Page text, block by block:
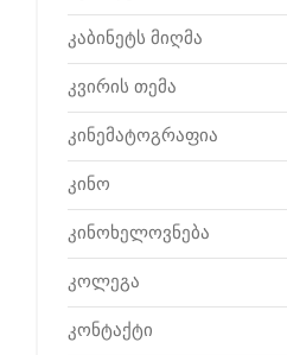
კაბინეტს მიღმა
კვირის თემა
კინემატოგრაფია
კინო
კინოხელოვნება
კოლეგა
კონტაქტი